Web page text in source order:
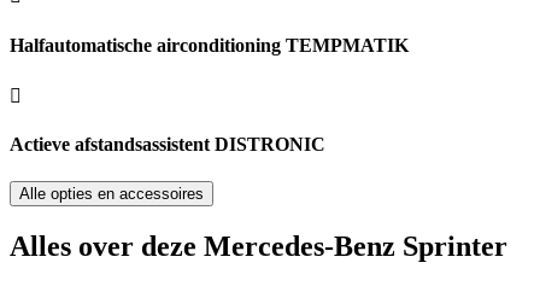
Halfautomatische airconditioning TEMPMATIK
Actieve afstandsassistent DISTRONIC
Alle opties en accessoires
Alles over deze Mercedes-Benz Sprinter